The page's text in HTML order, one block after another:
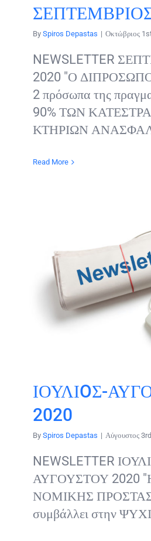
By Spiros Depastas | Οκτώβριος
NEWSLETTER
2020 "Ο
2 πρόσωπα της
90% ΤΩΝ
ΚΤΗΡΙΩΝ
Read More
ΙΟΥΛΙOΣ-
2020
By Spiros Depastas | Αύγουστος
NEWSLETTER
ΑΥΓΟΥΣΤΟΥ 2020
ΝΟΜΙΚΗΣ
συμβάλλει στην